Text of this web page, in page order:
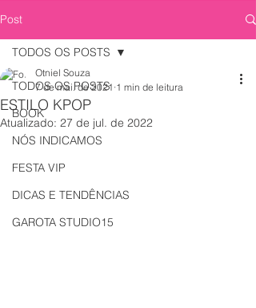
Post
TODOS OS POSTS
BOOK
NÓS INDICAMOS
FESTA VIP
DICAS E TENDÊNCIAS
GAROTA STUDIO15
TODOS OS POSTS
ESTILO KPOP
Otniel Souza
7 de mai. de 2021 1 min de leitura
Atualizado: 27 de jul. de 2022